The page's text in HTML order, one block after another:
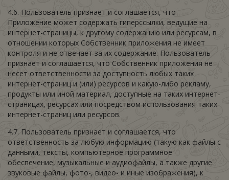
4.6. Пользователь признает и соглашается, что
Приложение может содержать гиперссылки, ведущие на
интернет-страницы, к другому содержанию или ресурсам, в
отношении которых Собственник приложения не имеет
контроля и не отвечает за их содержание. Пользователь
признает и соглашается, что Собственник приложения не
несет ответственности за доступность любых таких
интернет-страниц и (или) ресурсов и какую-либо рекламу,
продукты или иной материал, доступные на таких интернет-
страницах, ресурсах или посредством использования таких
интернет-страниц или ресурсов.
4.7. Пользователь признает и соглашается, что
ответственность за любую информацию (такую как файлы с
данными, тексты, компьютерное программное
обеспечение, музыкальные и аудиофайлы, а также другие
звуковые файлы, фото-, видео- и иные изображения), к